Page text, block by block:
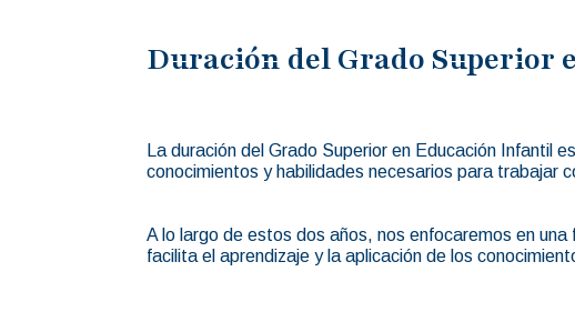
Duración del Grado Superior
La duración del Grado Superior en Educación Infantil
conocimientos y habilidades necesarios para trabajar
A lo largo de estos dos años, nos enfocaremos en
facilita el aprendizaje y la aplicación de los